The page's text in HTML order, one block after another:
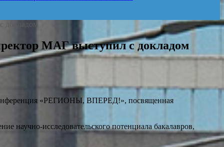
МАГ выступил с докладом
«РЕГИОНЫ, ВПЕРЕД!», посвященная
научно-исследовательского потенциала бакалавров,